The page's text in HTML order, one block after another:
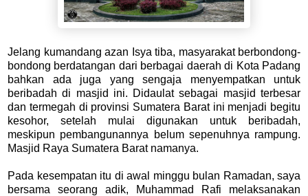
Jelang kumandang azan Isya tiba, masyarakat berbondong-
bondong berdatangan dari berbagai daerah di Kota Padang
bahkan ada juga yang sengaja menyempatkan untuk
beribadah di masjid ini. Didaulat sebagai masjid terbesar
dan termegah di provinsi Sumatera Barat ini menjadi begitu
kesohor, setelah mulai digunakan untuk beribadah,
meskipun pembangunannya belum sepenuhnya rampung.
Masjid Raya Sumatera Barat namanya.
Pada kesempatan itu di awal minggu bulan Ramadan, saya
bersama seorang adik, Muhammad Rafi melaksanakan